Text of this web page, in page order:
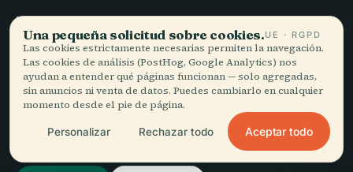
Viajar sin prisa,
bien contado.
MANTENTE AL DÍA
Unirme
Una pequeña solicitud sobre cookies.UE · RGPD
Las cookies estrictamente necesarias permiten la navegación.
Las cookies de análisis (PostHog, Google Analytics) nos
ayudan a entender qué páginas funcionan — solo agregadas,
sin anuncios ni venta de datos. Puedes cambiarlo en cualquier
momento desde el pie de página.
Personalizar Rechazar todo Aceptar todo